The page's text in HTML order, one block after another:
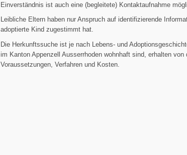
Einverständnis ist auch eine (begleitete) Kontaktaufnahme
Leibliche Eltern haben nur Anspruch auf identifizierende
adoptierte Kind zugestimmt hat.
Die Herkunftssuche ist je nach Lebens- und
im Kanton Appenzell Ausserrhoden wohnhaft sind, erhalten
Voraussetzungen, Verfahren und Kosten.